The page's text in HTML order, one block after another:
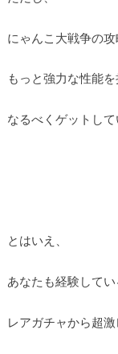
にゃんこ大戦争の
もっと強力な性能
なるべくゲットして
とはいえ、
あなたも経験して
レアガチャから超